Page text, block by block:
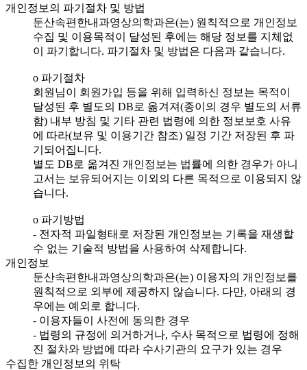
개인정보의 파기절차 및 방법
둔산속편한내과영상의학과은(는) 원칙적으로 개인정보
수집 및 이용목적이 달성된 후에는 해당 정보를 지체없
이 파기합니다. 파기절차 및 방법은 다음과 같습니다.
ο 파기절차
회원님이 회원가입 등을 위해 입력하신 정보는 목적이
달성된 후 별도의 DB로 옮겨져(종이의 경우 별도의 서류
함) 내부 방침 및 기타 관련 법령에 의한 정보보호 사유
에 따라(보유 및 이용기간 참조) 일정 기간 저장된 후 파
기되어집니다.
별도 DB로 옮겨진 개인정보는 법률에 의한 경우가 아니
고서는 보유되어지는 이외의 다른 목적으로 이용되지 않
습니다.
ο 파기방법
- 전자적 파일형태로 저장된 개인정보는 기록을 재생할
수 없는 기술적 방법을 사용하여 삭제합니다.
개인정보
둔산속편한내과영상의학과은(는) 이용자의 개인정보를
원칙적으로 외부에 제공하지 않습니다. 다만, 아래의 경
우에는 예외로 합니다.
- 이용자들이 사전에 동의한 경우
- 법령의 규정에 의거하거나, 수사 목적으로 법령에 정해
진 절차와 방법에 따라 수사기관의 요구가 있는 경우
수집한 개인정보의 위탁